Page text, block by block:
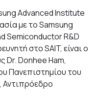
Advanced Institute
με το Samsung
Semiconductor R&D
στο SAIT, είναι ο
Dr. Donhee Ham,
Πανεπιστημίου του
Αντιπρόεδρο